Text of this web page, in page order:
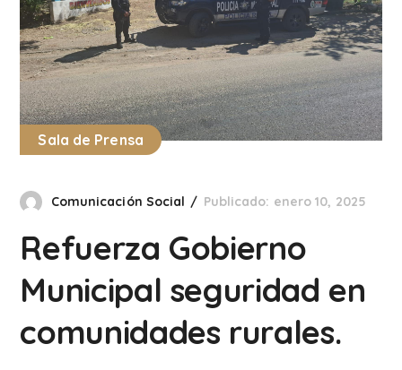
Sala de Prensa
Comunicación Social Publicado: enero 10, 2025
Refuerza Gobierno
Municipal seguridad en
comunidades rurales.